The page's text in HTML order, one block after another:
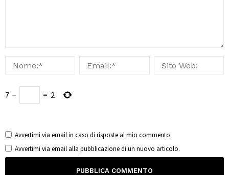
7 − = 2
Avvertimi via email in caso di risposte al mio commento.
Avvertimi via email alla pubblicazione di un nuovo articolo.